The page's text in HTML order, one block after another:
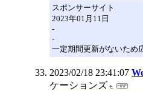
スポンサーサイト
2023年01月11日
-
-
一定期間更新がないため
2023/02/18 23:41:07
ケーションズ